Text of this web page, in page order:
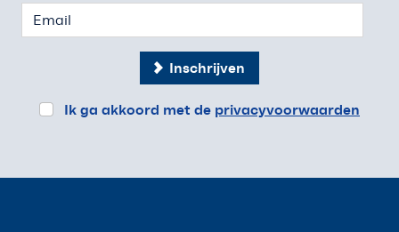
Inschrijven
Ik ga akkoord met de privacyvoorwaarden